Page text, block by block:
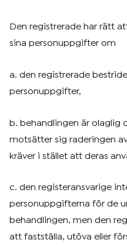
Den registrerade har rätt
sina personuppgifter om
a. den registrerade
personuppgifter,
b. behandlingen är olaglig
motsätter sig raderingen
kräver i stället att deras
c. den registeransvarige
personuppgifterna för de
behandlingen, men den
att fastställa, utöva eller